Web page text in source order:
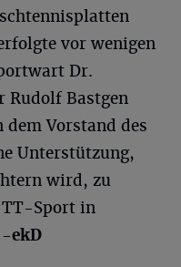
vor wenigen
Dr.
Rudolf Bastgen
dem Vorstand des
Unterstützung,
wird, zu
TT-Sport in
-ekD